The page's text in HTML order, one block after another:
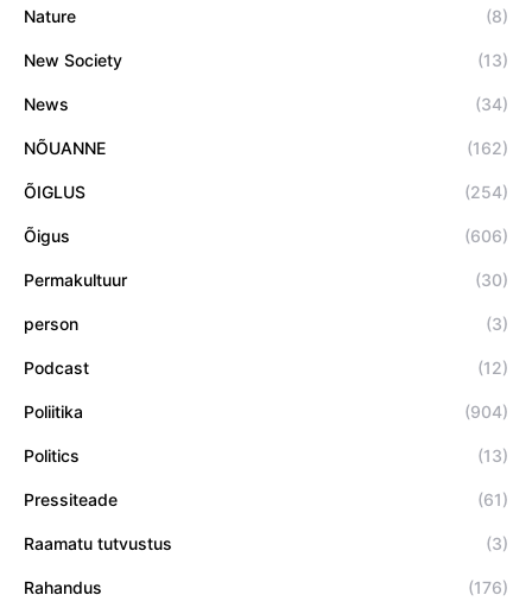
Nature (8)
New Society (13)
News (34)
NÕUANNE (162)
ÕIGLUS (254)
Õigus (606)
Permakultuur (30)
person (3)
Podcast (12)
Poliitika (904)
Politics (13)
Pressiteade (61)
Raamatu tutvustus (3)
Rahandus (176)